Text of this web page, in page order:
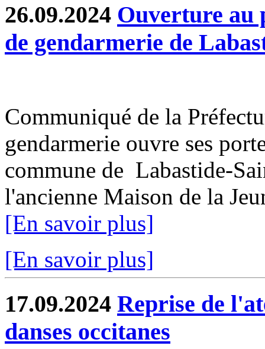
26.09.2024 Ouverture au
de gendarmerie de
Communiqué de la
gendarmerie ouvre ses
commune de Labastide-
l'ancienne Maison de la
[En savoir plus]
[En savoir plus]
17.09.2024 Reprise de
danses occitanes